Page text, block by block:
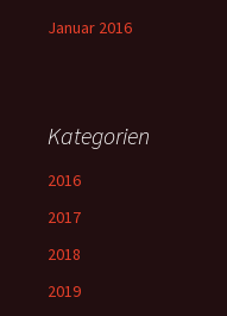
Januar 2016
Kategorien
2016
2017
2018
2019